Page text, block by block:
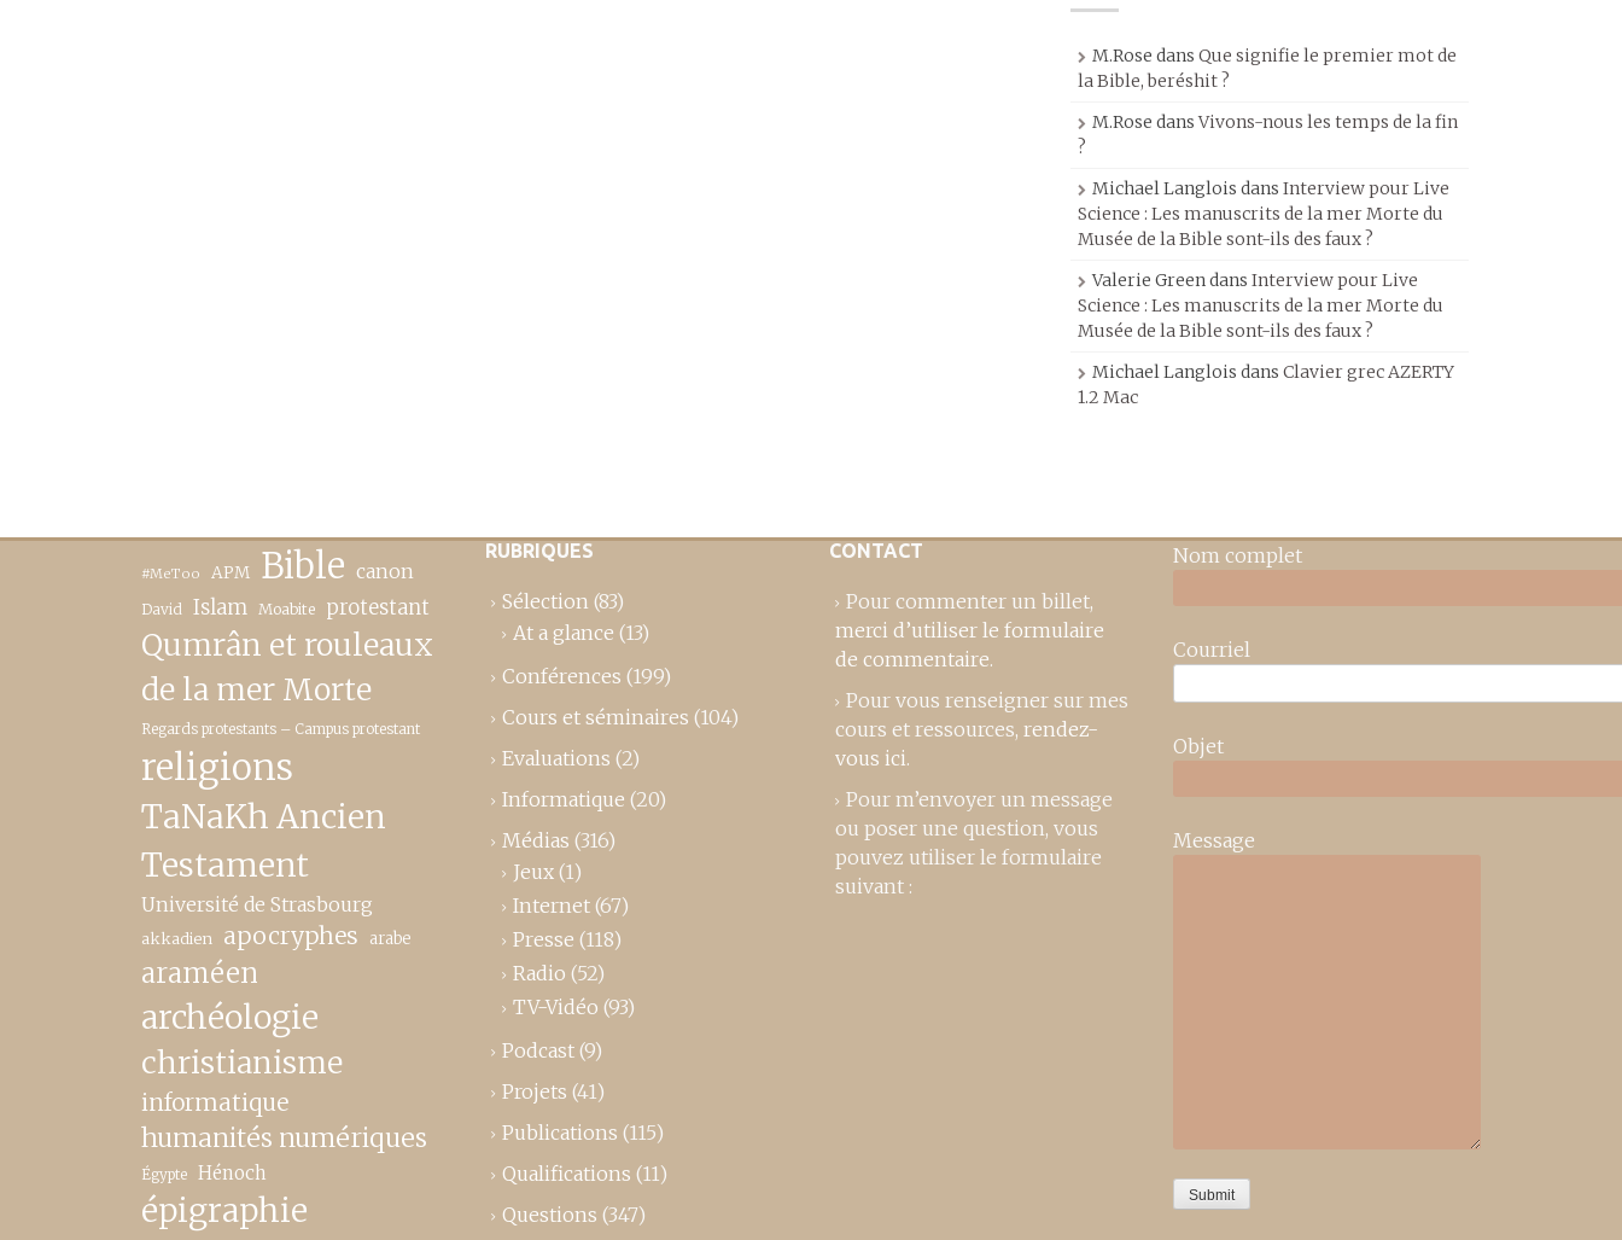
M.Rose dans Que signifie le premier mot de
la Bible, beréshit ?
M.Rose dansVivons-nous les temps de la fin
?
Michael Langlois dans Interview pour Live
Science : Les manuscrits de la mer Morte du
Musée de la Bible sont-ils des faux ?
Valerie Greendans Interview pour Live
Science : Les manuscrits de la mer Morte du
Musée de la Bible sont-ils des faux ?
Michael Langlois dans Clavier grec AZERTY
1.2 Mac
#MeToo APM Bible canon
David Islam Moabite protestant
Qumrân et rouleaux
de la mer Morte
Regards protestants – Campus protestant
religions
TaNaKh Ancien
Testament
Université de Strasbourg
akkadien apocryphes arabe
araméen
archéologie
christianisme
informatique
humanités numériques
Égypte Hénoch
épigraphie
RUBRIQUES
Sélection (83)
At a glance (13)
Conférences (199)
Cours et séminaires (104)
Evaluations (2)
Informatique (20)
Médias (316)
Jeux (1)
Internet (67)
Presse (118)
Radio (52)
TV-Vidéo (93)
Podcast (9)
Projets (41)
Publications (115)
Qualifications (11)
Questions (347)
CONTACT
Pour commenter un billet,
merci d’utiliser le formulaire
de commentaire.
Pour vous renseigner sur mes
cours et ressources, rendez-
vous ici.
Pour m’envoyer un message
ou poser une question, vous
pouvez utiliser le formulaire
suivant :
Nom complet
Courriel
Objet
Message